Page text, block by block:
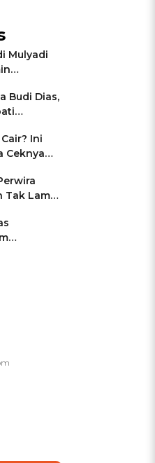
Mulyadi
Budi Dias,
Ini
Ceknya
Tak Lama